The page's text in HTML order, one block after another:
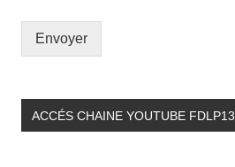
Envoyer
ACCÉS CHAINE YOUTUBE FDLP13